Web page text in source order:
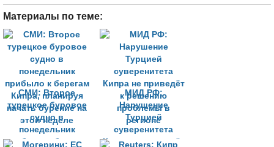
Материалы по теме:
СМИ: Второе
турецкое буровое
судно в
понедельник
прибыло к берегам
МИД РФ:
Нарушение
Турцией
суверенитета
Кипра не приведёт